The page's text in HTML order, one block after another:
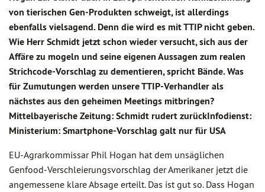
von tierischen Gen-Produkten schweigt, ist allerdings
ebenfalls vielsagend. Denn die wird es mit TTIP nicht geben.
Wie Herr Schmidt jetzt schon wieder versucht, sich aus der
Affäre zu mogeln und seine eigenen Aussagen zum realen
Strichcode-Vorschlag zu dementieren, spricht Bände. Was
für Zumutungen werden unsere TTIP-Verhandler als
nächstes aus den geheimen Meetings mitbringen?
Mittelbayerische Zeitung: Schmidt rudert zurückInfodienst:
Ministerium: Smartphone-Vorschlag galt nur für USA
EU-Agrarkommissar Phil Hogan hat dem unsäglichen
Genfood-Verschleierungsvorschlag der Amerikaner jetzt die
angemessene klare Absage erteilt. Das ist gut so. Dass Hogan